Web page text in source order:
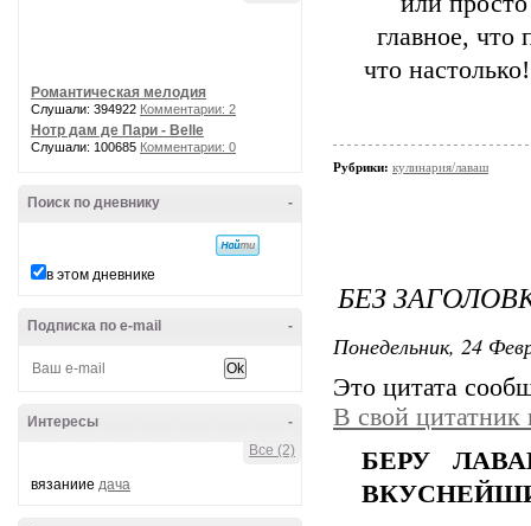
Романтическая мелодия
Слушали: 394922 Комментарии: 2
Нотр дам де Пари - Belle
Слушали: 100685 Комментарии: 0
-
Поиск по дневнику
в этом дневнике
-
Подписка по e-mail
-
Интересы
Все (2)
вязаниие дача
главное,
что
Рубрики: кулинария/лаваш
БЕЗ
Понедельник, 24
Это цитата
В свой цитатник
БЕРУ